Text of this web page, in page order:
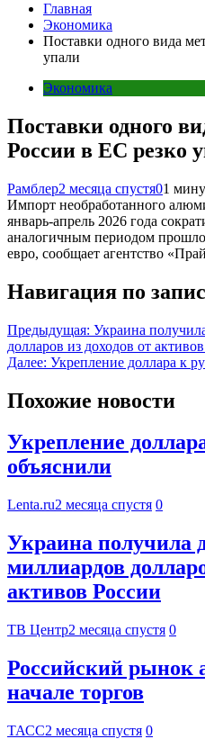
Главная
Экономика
Поставки одного вида
упали
Экономика
Поставки одного
России в ЕС резко
Рамблер2 месяца спустя01
Импорт необработанного
январь-апрель 2026 года
аналогичным периодом
евро, сообщает агентство
Навигация по
Предыдущая: Украина
долларов из доходов от
Далее: Укрепление доллара к
Похожие новости
Укрепление
объяснили
Lenta.ru2 месяца спустя 0
Украина получила
миллиардов
активов России
ТВ Центр2 месяца спустя 0
Российский рынок
начале торгов
ТАСС2 месяца спустя 0